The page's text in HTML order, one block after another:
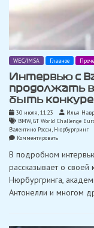
WEC/IMSA Главное
Интервью с
продолжать
быть
30 июля, 11:23
Илья
BMW,GT World Challenge
Валентино Росси, Нюрбургринг
Комментироватьon
с
Росси:
«Я
продолжать
В подробном
рассказывает о своей
Нюрбургринга,
Антонелли и многом